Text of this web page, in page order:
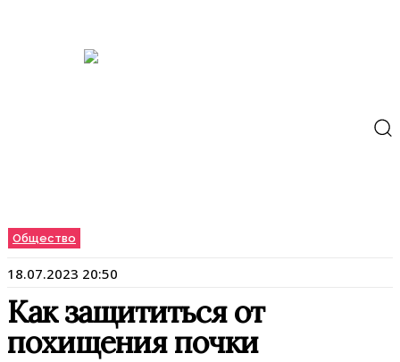
Общество
18.07.2023 20:50
Как защититься от
похищения почки